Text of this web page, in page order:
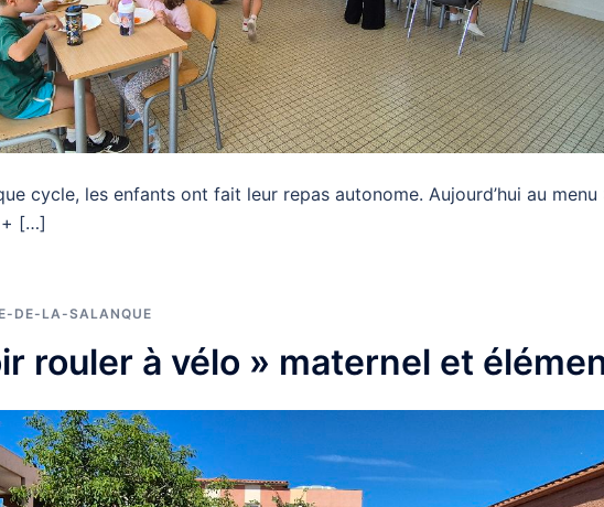
cycle, les enfants ont fait leur repas autonome. Aujourd’hui au menu
+ […]
DE-LA-SALANQUE
rouler à vélo » maternel et